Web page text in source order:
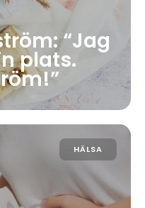
“Jag
plats.
HÄLSA